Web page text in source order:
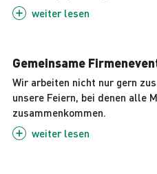
weiterlesen
Gemeinsame
Wir arbeiten nicht nur gern
unsere Feiern, bei denen alle
zusammenkommen.
weiterlesen